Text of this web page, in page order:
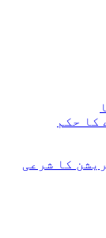
کا حکم
کا شرعی